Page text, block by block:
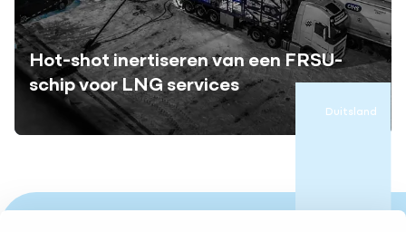
Hot-shot inertiseren van een FRSU-
schip voor LNG services
Duitsland